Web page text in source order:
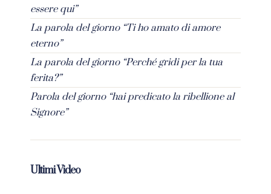
essere qui”
La parola del giorno “Ti ho amato di amore
eterno”
La parola del giorno “Perché gridi per la tua
ferita?”
Parola del giorno “hai predicato la ribellione al
Signore”
Ultimi Video